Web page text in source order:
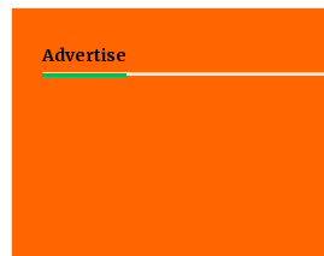
Advertise